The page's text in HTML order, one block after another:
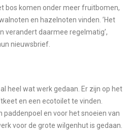
bos komen onder meer fruitbomen,
en hazelnoten vinden. ’Het
verandert daarmee regelmatig’,
nieuwsbrief.
heel wat werk gedaan. Er zijn op het
en een ecotoilet te vinden.
paddenpoel en voor het snoeien van
voor de grote wilgenhut is gedaan.